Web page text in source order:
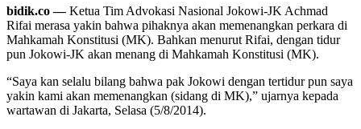
bidik.co —Ketua Tim Advokasi Nasional Jokowi-JK Achmad
Rifai merasa yakin bahwa pihaknya akan memenangkan perkara di
Mahkamah Konstitusi (MK). Bahkan menurut Rifai, dengan tidur
pun Jokowi-JK akan menang di Mahkamah Konstitusi (MK).
“Saya kan selalu bilang bahwa pak Jokowi dengan tertidur pun saya
yakin kami akan memenangkan (sidang di MK),” ujarnya kepada
wartawan di Jakarta, Selasa (5/8/2014).